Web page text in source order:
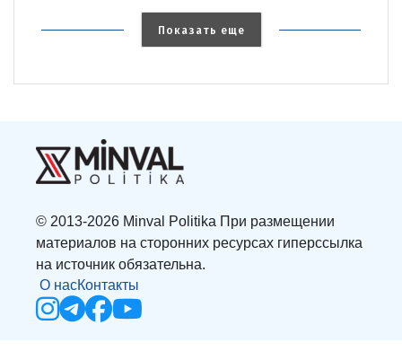
Показать еще
© 2013-2026 Minval Politika При размещении
материалов на сторонних ресурсах гиперссылка
на источник обязательна.
О насКонтакты